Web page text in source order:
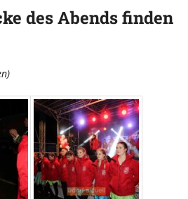
des Abends finden